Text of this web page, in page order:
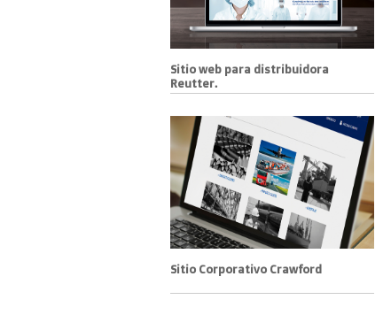
Sitio web para distribuidora
Reutter.
Sitio Corporativo Crawford